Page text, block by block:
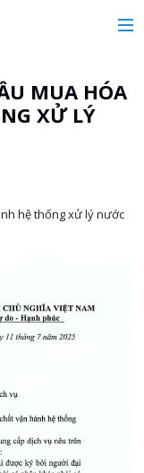
MUA HÓA
XỬ LÝ
hệ thống xử lý nước